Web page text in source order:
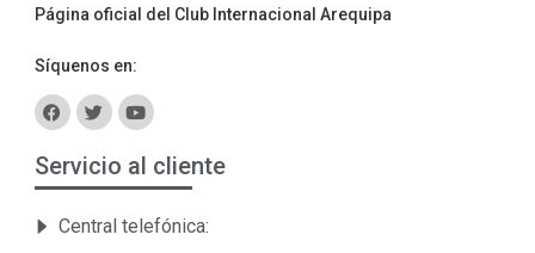
Página oficial del Club Internacional Arequipa
Síquenos en:
Servicio al cliente
Central telefónica: